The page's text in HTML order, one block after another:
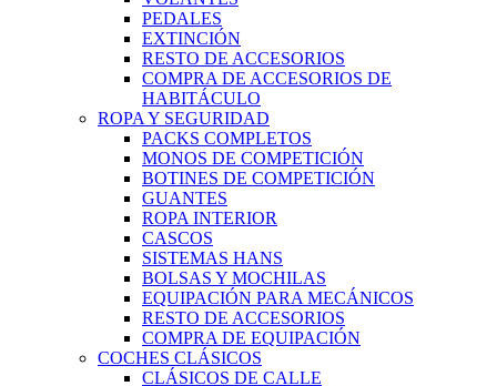
PEDALES
EXTINCIÓN
RESTO DE ACCESORIOS
COMPRA DE ACCESORIOS DE
HABITÁCULO
ROPA Y SEGURIDAD
PACKS COMPLETOS
MONOS DE COMPETICIÓN
BOTINES DE COMPETICIÓN
GUANTES
ROPA INTERIOR
CASCOS
SISTEMAS HANS
BOLSAS Y MOCHILAS
EQUIPACIÓN PARA MECÁNICOS
RESTO DE ACCESORIOS
COMPRA DE EQUIPACIÓN
COCHES CLÁSICOS
CLÁSICOS DE CALLE